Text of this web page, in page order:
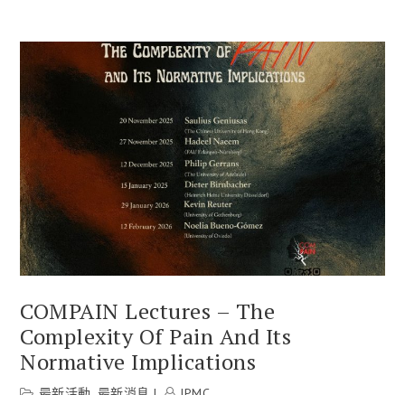
COMPAIN Lectures – The
Complexity Of Pain And Its
Normative Implications